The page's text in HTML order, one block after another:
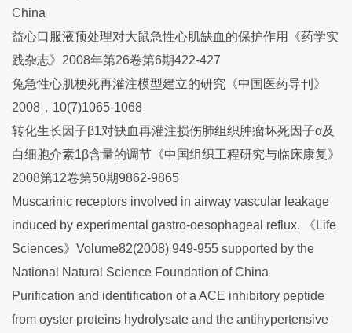
China
益心口服液预处理对大鼠急性心肌缺血的保护作用《药学实
践杂志》2008年第26卷第6期422-427
兔急性心肌梗死再灌注模型建立的研究《中国医药导刊》
2008，10(7)1065-1068
转化生长因子β1对缺血再灌注损伤肺组织肿瘤坏死因子α及
白细胞介素1β含量的调节《中国组织工程研究与临床康复》
2008第12卷第50期9862-9865
Muscarinic receptors involved in airway vascular leakage
induced by experimental gastro-oesophageal reflux. 《Life
Sciences》Volume82(2008) 949-955 supported by the
National Natural Science Foundation of China
Purification and identification of a ACE inhibitory peptide
from oyster proteins hydrolysate and the antihypertensive